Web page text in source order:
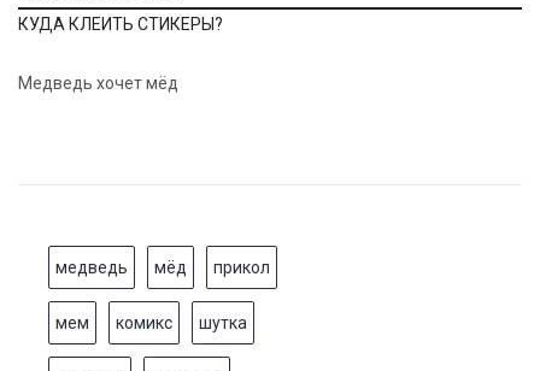
КУДА КЛЕИТЬ СТИКЕРЫ?
Медведь хочет мёд
медведь мёд прикол
мем комикс шутка